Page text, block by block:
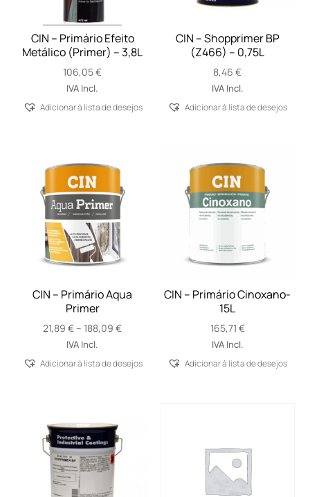
CIN – Primário Efeito
Metálico (Primer) – 3,8L
106,05€
IVA Incl.
Adicionar á lista de desejos
CIN – Shopprimer BP
(Z466) – 0,75L
8,46€
IVA Incl.
Adicionar á lista de desejos
CIN – Primário Aqua
Primer
21,89€ – 188,09€Price
through
IVA Incl.
Adicionar á lista de desejos
CIN – Primário Cinoxano-
15L
165,71 €
IVA Incl.
Adicionar á lista de desejos